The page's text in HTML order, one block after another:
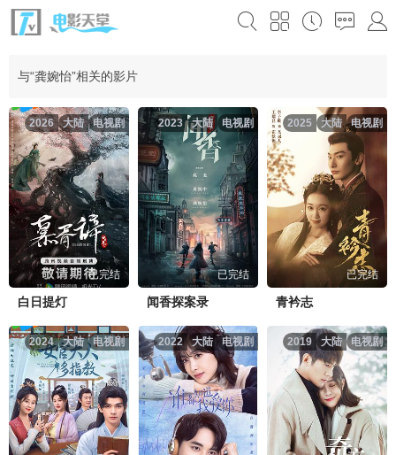
与“龚婉怡”相关的影片
电视剧
大陆
2026
已完结
白日提灯
电视剧
大陆
2023
已完结
闻香探案录
电视剧
大陆
2025
已完结
青衿志
电视剧
大陆
2024 电视剧
大陆
2022 电视剧
大陆
2019